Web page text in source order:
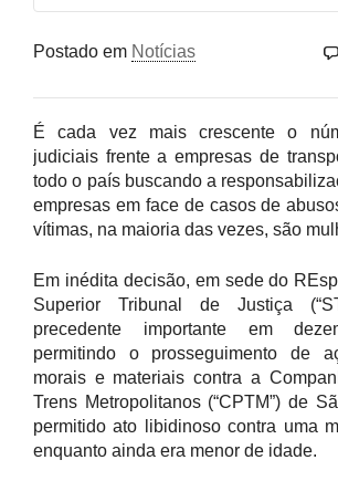
Postado em Notícias
É cada vez mais crescente o
judiciais frente a empresas de
todo o país buscando a
empresas em face de casos de
vítimas, na maioria das vezes, são
Em inédita decisão, em sede do
Superior Tribunal de Justiça
precedente importante em
permitindo o prosseguimento de
morais e materiais contra a
Trens Metropolitanos (“CPTM”) de
permitido ato libidinoso contra uma
enquanto ainda era menor de idade.